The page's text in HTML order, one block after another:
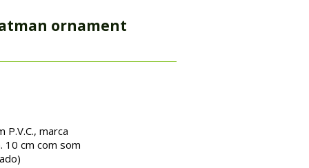
ornament
P.V.C., marca
10 cm com som